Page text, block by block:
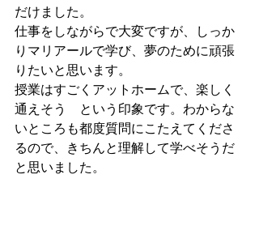
だけました。
仕事をしながらで大変ですが、しっか
りマリアールで学び、夢のために頑張
りたいと思います。
授業はすごくアットホームで、楽しく
通えそう　という印象です。わからな
いところも都度質問にこたえてくださ
るので、きちんと理解して学べそうだ
と思いました。